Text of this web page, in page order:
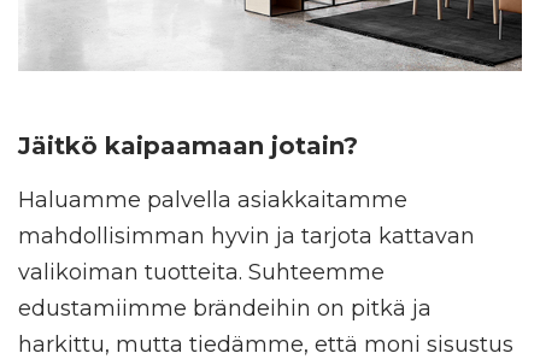
Jäitkö kaipaamaan jotain?
Haluamme palvella asiakkaitamme
mahdollisimman hyvin ja tarjota kattavan
valikoiman tuotteita. Suhteemme
edustamiimme brändeihin on pitkä ja
harkittu, mutta tiedämme, että moni sisustus